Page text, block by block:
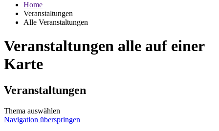
Home
Veranstaltungen
Alle Veranstaltungen
Veranstaltungen alle auf einer
Karte
Veranstaltungen
Thema auswählen
Navigation überspringen